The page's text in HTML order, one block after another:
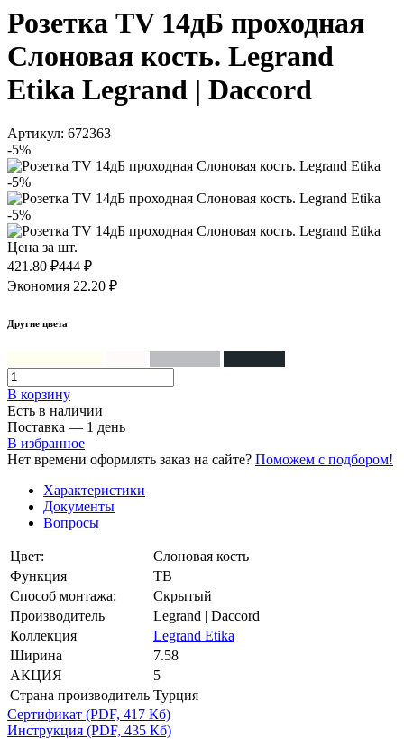
Розетка TV 14дБ проходная
Слоновая кость. Legrand
Etika Legrand | Daccord
Артикул: 672363
-5%
-5%
-5%
Цена за шт.
421.80 ₽444 ₽
Экономия 22.20 ₽
Другие цвета
В корзинy
Есть в наличии
Поставка — 1 день
В избранное
Нет времени оформлять заказ на сайте? Поможем с подбором!
Характеристики
Документы
Вопросы
Цвет:
Слоновая кость
Функция
ТВ
Способ монтажа:
Скрытый
Производитель
Legrand | Daccord
Коллекция
Legrand Etika
Ширина
7.58
АКЦИЯ
5
Страна производитель Турция
Сертификат (PDF, 417 Кб)
Инструкция (PDF, 435 Кб)